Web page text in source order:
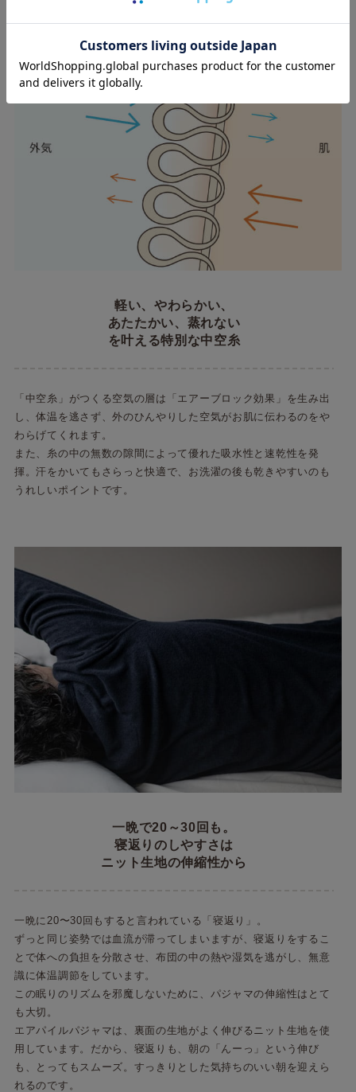
軽い、やわらかい、
あたたかい、蒸れない
を叶える特別な中空糸
「中空糸」がつくる空気の層は「エアーブロック効果」を生み出
し、体温を逃さず、外のひんやりした空気がお肌に伝わるのをや
わらげてくれます。
また、糸の中の無数の隙間によって優れた吸水性と速乾性を発
揮。汗をかいてもさらっと快適で、お洗濯の後も乾きやすいのも
うれしいポイントです。
一晩で20～30回も。
寝返りのしやすさは
ニット生地の伸縮性から
一晩に20〜30回もすると言われている「寝返り」。
ずっと同じ姿勢では血流が滞ってしまいますが、寝返りをするこ
とで体への負担を分散させ、布団の中の熱や湿気を逃がし、無意
識に体温調節をしています。
この眠りのリズムを邪魔しないために、パジャマの伸縮性はとて
も大切。
エアパイルパジャマは、裏面の生地がよく伸びるニット生地を使
用しています。だから、寝返りも、朝の「んーっ」という伸び
も、とってもスムーズ。すっきりとした気持ちのいい朝を迎えら
れるのです。